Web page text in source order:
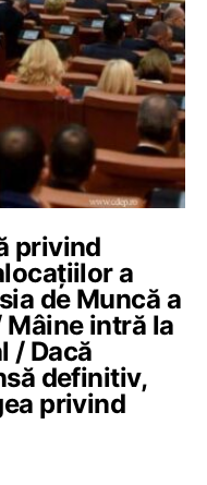
privind
a
de Muncă a
intră la
/ Dacă
definitiv,
privind